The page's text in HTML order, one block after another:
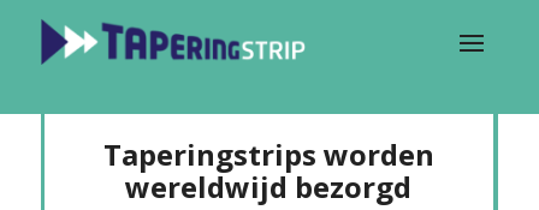
Taperingstrips worden
wereldwijd bezorgd